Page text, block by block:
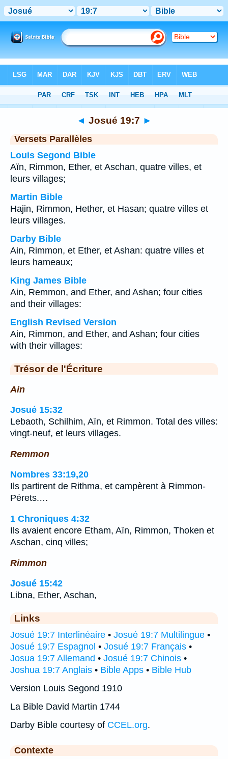
Chapitre 19> Verset 7
◄ Josué 19:7 ►
Versets Parallèles
Louis Segond Bible
Aïn, Rimmon, Ether, et Aschan, quatre villes, et
leurs villages;
Martin Bible
Hajin, Rimmon, Hether, et Hasan; quatre villes et
leurs villages.
Darby Bible
Ain, Rimmon, et Ether, et Ashan: quatre villes et
leurs hameaux;
King James Bible
Ain, Remmon, and Ether, and Ashan; four cities
and their villages:
English Revised Version
Ain, Rimmon, and Ether, and Ashan; four cities
with their villages:
Trésor de l'Écriture
Ain
Josué 15:32
Lebaoth, Schilhim, Aïn, et Rimmon. Total des villes:
vingt-neuf, et leurs villages.
Remmon
Nombres 33:19,20
Ils partirent de Rithma, et campèrent à Rimmon-
Pérets.…
1 Chroniques 4:32
Ils avaient encore Etham, Aïn, Rimmon, Thoken et
Aschan, cinq villes;
Rimmon
Josué 15:42
Libna, Ether, Aschan,
Links
Josué 19:7 Interlinéaire • Josué 19:7 Multilingue •
Josué 19:7 Espagnol • Josué 19:7 Français •
Josua 19:7 Allemand • Josué 19:7 Chinois •
Joshua 19:7 Anglais • Bible Apps • Bible Hub
Version Louis Segond 1910
La Bible David Martin 1744
Darby Bible courtesy of CCEL.org.
Contexte